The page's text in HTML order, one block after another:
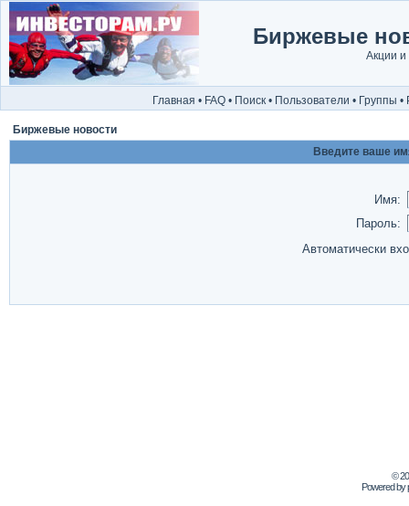
Биржевые
Акции и
Главная • FAQ • Поиск • Пользователи • Группы •
Биржевые новости
Введите ваше
Имя:
Пароль:
Автоматически
©
Powered by